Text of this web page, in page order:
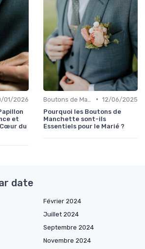
01/2026
et
du
• 12/06/2025
Pourquoi les Boutons de
Manchette sont-ils
Essentiels pour le Marié ?
date
Février 2024
Juillet 2024
Septembre 2024
Novembre 2024